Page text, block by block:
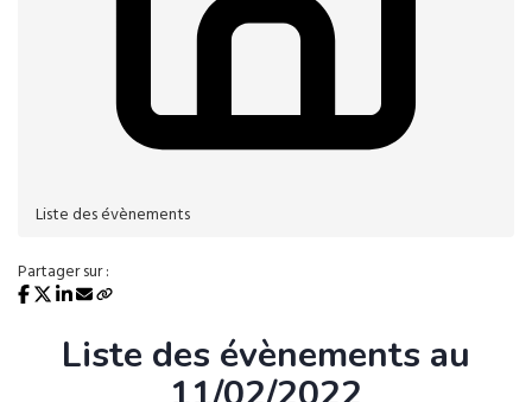
Liste des évènements
Partager sur :
Liste des évènements au